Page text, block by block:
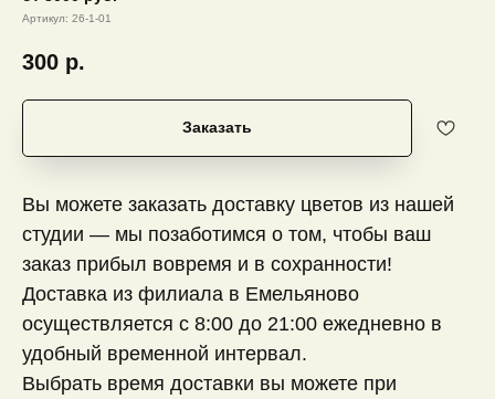
Артикул: 26-1-01
300 р.
Заказать
Вы можете заказать доставку цветов из нашей
студии — мы позаботимся о том, чтобы ваш
заказ прибыл вовремя и в сохранности!
Доставка из филиала в Емельяново
осуществляется с 8:00 до 21:00 ежедневно в
удобный временной интервал.
Выбрать время доставки вы можете при